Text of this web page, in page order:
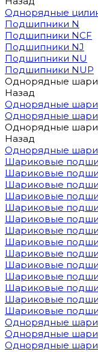
Однорядные
Подшипники N
Подшипники NCF
Подшипники NJ
Подшипники NU
Подшипники NUP
Однорядные
Назад
Однорядные
Однорядные
Однорядные
Назад
Однорядные
Шариковые
Шариковые
Шариковые
Шариковые
Шариковые
Шариковые
Шариковые
Шариковые
Шариковые
Шариковые
Шариковые
Шариковые
Шариковые
Шариковые
Однорядные
Однорядные
Однорядные